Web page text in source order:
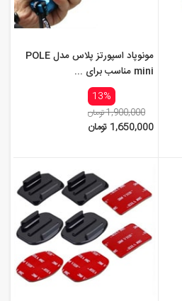
مونوپاد اسپورتز پلاس مدل POLE
mini مناسب برای ...
13%
1,900,000 تومان
1,650,000 تومان